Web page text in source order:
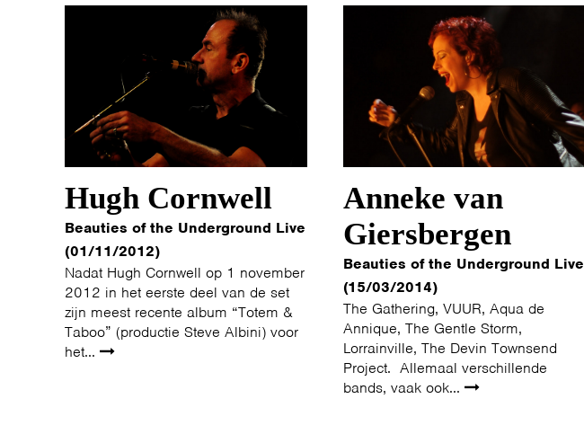
Hugh Cornwell
Beauties of the Underground Live
(01/11/2012)
Nadat Hugh Cornwell op 1 november
2012 in het eerste deel van de set
zijn meest recente album “Totem &
Taboo” (productie Steve Albini) voor
het...
Anneke van
Giersbergen
Beauties of the Underground Live
(15/03/2014)
The Gathering, VUUR, Aqua de
Annique, The Gentle Storm,
Lorrainville, The Devin Townsend
Project. Allemaal verschillende
bands, vaak ook...